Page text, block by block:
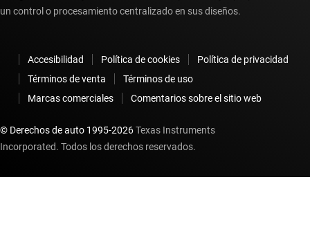
un control o procesamiento centralizado en sus diseños.
Accesibilidad Política de cookies
Política de privacidad
Términos de venta
Términos de uso
Marcas comerciales
Comentarios sobre el sitio web
© Derechos de auto 1995-2026Texas Instruments
Incorporated. Todos los derechos reservados.